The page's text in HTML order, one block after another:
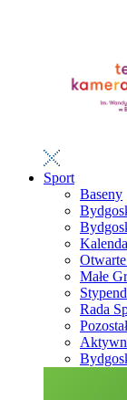
Sport
Baseny
Małe
Rada